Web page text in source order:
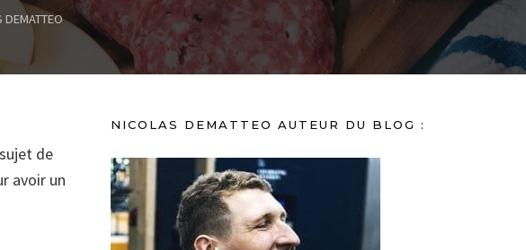
DEMATTEO
de
avoir un
NICOLAS DEMATTEO AUTEUR DU BLOG :